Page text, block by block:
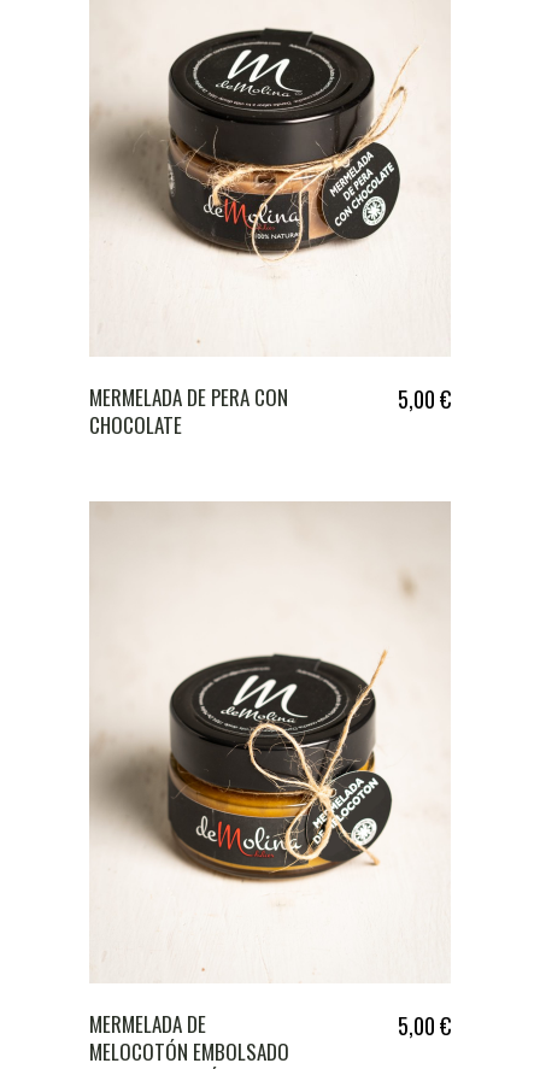
MERMELADA DE PERA CON
CHOCOLATE
5,00€
MERMELADA DE
MELOCOTÓN EMBOLSADO
5,00€